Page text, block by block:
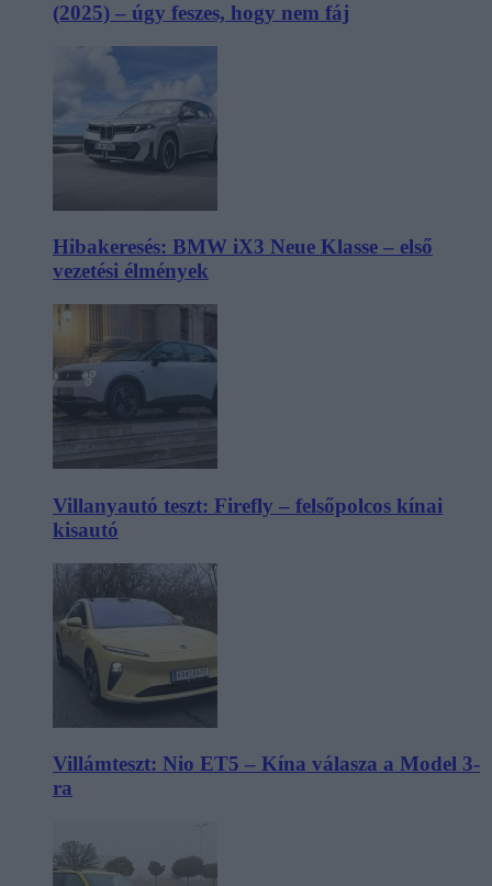
(2025) – úgy feszes, hogy nem fáj
Hibakeresés: BMW iX3 Neue Klasse – első
vezetési élmények
Villanyautó teszt: Firefly – felsőpolcos kínai
kisautó
Villámteszt: Nio ET5 – Kína válasza a Model 3-
ra